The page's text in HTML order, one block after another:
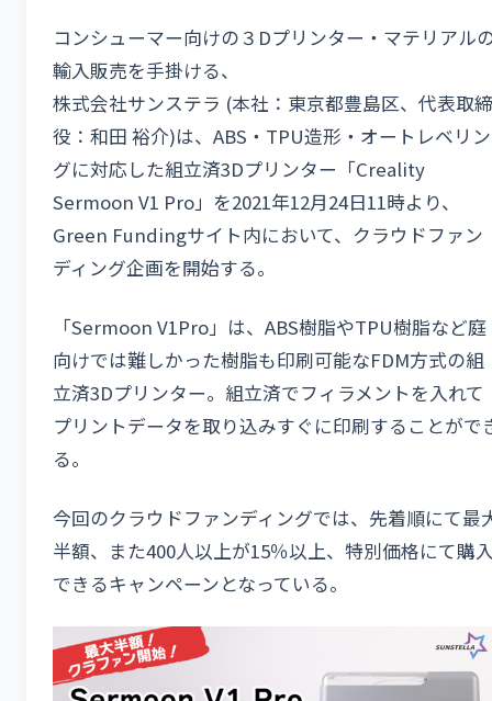
コンシューマー向けの３Dプリンター・マテリアル
輸入販売を手掛ける、
株式会社サンステラ (本社：東京都豊島区、代表取締
役：和田 裕介)は、ABS・TPU造形・オートレベリン
グに対応した組立済3Dプリンター「Creality
Sermoon V1 Pro」を2021年12月24日11時より、
Green Fundingサイト内において、クラウドファン
ディング企画を開始する。
「Sermoon V1Pro」は、ABS樹脂やTPU樹脂など庭
向けでは難しかった樹脂も印刷可能なFDM方式の組
立済3Dプリンター。組立済でフィラメントを入れて
プリントデータを取り込みすぐに印刷することがで
る。
今回のクラウドファンディングでは、先着順にて最
半額、また400人以上が15％以上、特別価格にて購
できるキャンペーンとなっている。